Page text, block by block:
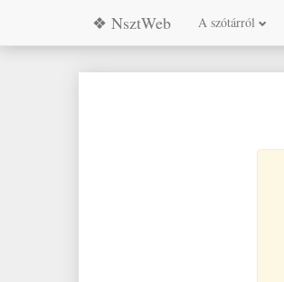
❖ NsztWeb A szótárról